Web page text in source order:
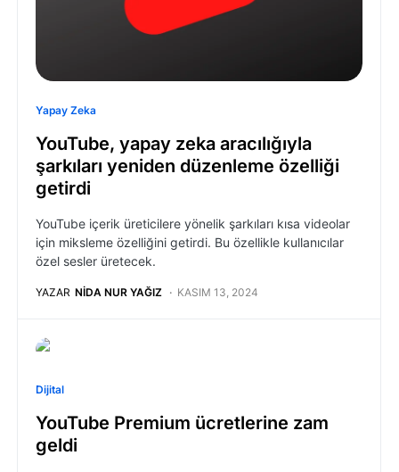
Yapay Zeka
YouTube, yapay zeka aracılığıyla
şarkıları yeniden düzenleme özelliği
getirdi
YouTube içerik üreticilere yönelik şarkıları kısa videolar
için miksleme özelliğini getirdi. Bu özellikle kullanıcılar
özel sesler üretecek.
YAZAR NIDA NUR YAĞIZ KASIM 13, 2024
Dijital
YouTube Premium ücretlerine zam
geldi